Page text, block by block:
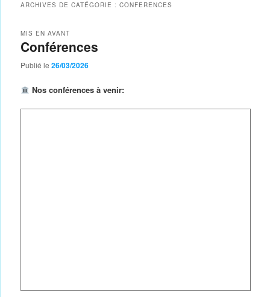
ARCHIVES DE CATÉGORIE :CONFERENCES
Conférences
MIS EN AVANT
Publié le26/03/2026
Nos conférences à venir: